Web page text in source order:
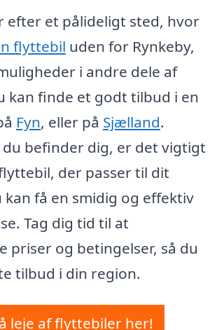
efter et pålideligt sted, hvor
flyttebil uden for Rynkeby,
i andre dele af
kan finde et godt tilbud i en
Fyn, eller på Sjælland.
befinder dig, er det vigtigt
der passer til dit
kan få en smidig og effektiv
Tag dig tid til at
priser og betingelser, så du
tilbud i din region.
leje af flyttebiler her!